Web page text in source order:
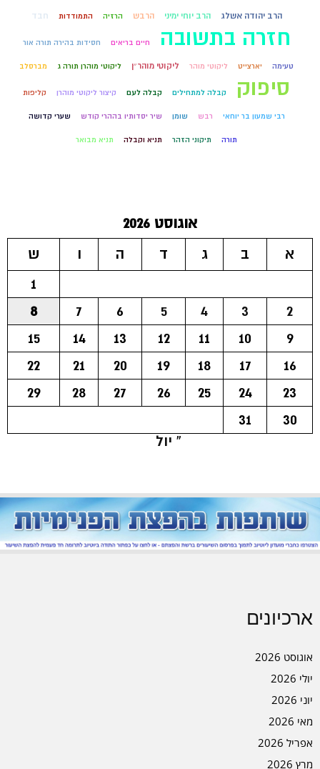
הרב יהודה אשלג הרב יוחי ימיני הרבש הרזיה התמודדות חבד
חזרה בתשובה חיים בריאים חסידות בהירה תורה אור
טעימה יארצייט ליקוטי מוהר ליקוטי מוהר״ן ליקוטי מוהרן תורה ג מברסלב
סיפוק קבלה למתחילים קבלה לעם קיצור ליקוטי מוהרן קליפות
רבי שמעון בר יוחאי רבש שומן שיר יסדותיו בההרי קודש שערי קדושה
תורה תיקוני הזהר תניא וקבלה תניא מבואר
אוגוסט 2026
א
ב ג ד ה ו
ש
1
2
3
4
5
6
7
8
9
10
11
12
13
14
15
16
17
18
19
20
21
22
23
24
25
26
27
28
29
30
31
« יול
ארכיונים
אוגוסט 2026
יולי 2026
יוני 2026
מאי 2026
אפריל 2026
מרץ 2026